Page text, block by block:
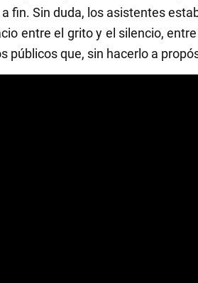
fin. Sin duda, los asistentes
entre el grito y el silencio,
públicos que, sin hacerlo a